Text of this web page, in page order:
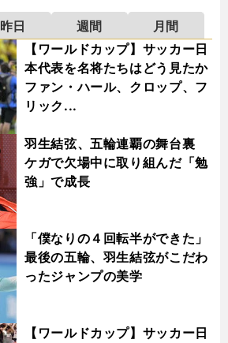
昨日 週間
月間
【ワールドカップ】サッカー日
本代表を名将たちはどう見たか
ファン・ハール、クロップ、フ
リック...
羽生結弦、五輪連覇の舞台裏
ケガで欠場中に取り組んだ「勉
強」で成長
「僕なりの４回転半ができた」
最後の五輪、羽生結弦がこだわ
ったジャンプの美学
【ワールドカップ】サッカー日